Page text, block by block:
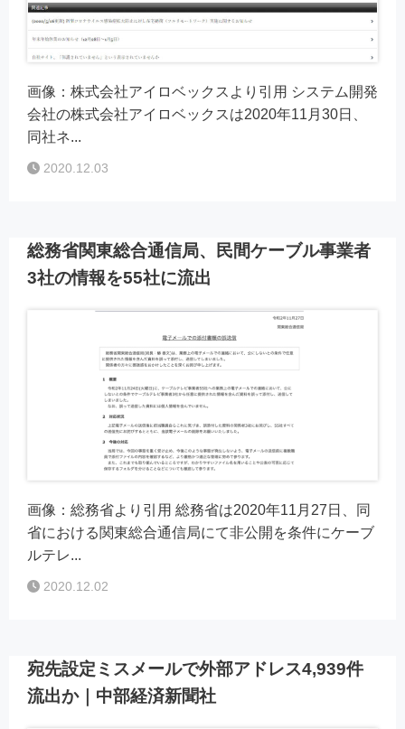
画像：株式会社アイロベックスより引用 システム開発
会社の株式会社アイロベックスは2020年11月30日、
同社ネ...
2020.12.03
総務省関東総合通信局、民間ケーブル事業者
3社の情報を55社に流出
画像：総務省より引用 総務省は2020年11月27日、同
省における関東総合通信局にて非公開を条件にケーブ
ルテレ...
2020.12.02
宛先設定ミスメールで外部アドレス4,939件
流出か｜中部経済新聞社